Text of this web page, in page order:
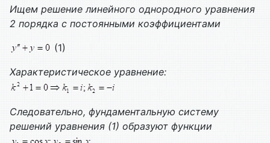
Ищем решение линейного однородного уравнения
2 порядка с постоянными коэффициентами
(1)
Характеристическое уравнение:
Следовательно, фундаментальную систему
решений уравнения (1) образуют функции